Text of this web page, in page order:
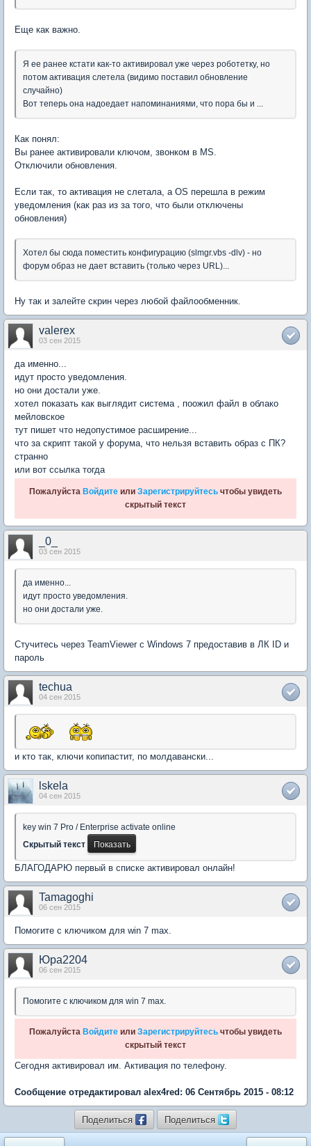
Еще как важно.
Я ее ранее кстати как-то активировал уже через роботетку, но
потом активация слетела (видимо поставил обновление
случайно)
Вот теперь она надоедает напоминаниями, что пора бы и ...
Как понял:
Вы ранее активировали ключом, звонком в MS.
Отключили обновления.
Если так, то активация не слетала, а OS перешла в режим
уведомления (как раз из за того, что были отключены
обновления)
Хотел бы сюда поместить конфигурацию (slmgr.vbs -dlv) - но
форум образ не дает вставить (только через URL)...
Ну так и залейте скрин через любой файлообменник.
valerex
03 сен 2015
да именно...
идут просто уведомления.
но они достали уже.
хотел показать как выглядит система , поожил файл в облако
мейловское
тут пишет что недопустимое расширение...
что за скрипт такой у форума, что нельзя вставить образ с ПК?
странно
или вот ссылка тогда
Пожалуйста Войдите или Зарегистрируйтесь чтобы увидеть
скрытый текст
_0_
03 сен 2015
да именно...
идут просто уведомления.
но они достали уже.
Стучитесь через TeamViewer с Windows 7 предоставив в ЛК ID и
пароль
techua
04 сен 2015
и кто так, ключи копипастит, по молдавански...
lskela
04 сен 2015
key win 7 Pro / Enterprise activate online
Скрытый текст
БЛАГОДАРЮ первый в списке активировал онлайн!
Tamagoghi
06 сен 2015
Помогите с ключиком для win 7 max.
Юра2204
06 сен 2015
Помогите с ключиком для win 7 max.
Пожалуйста Войдите или Зарегистрируйтесь чтобы увидеть
скрытый текст
Сегодня активировал им. Активация по телефону.
Сообщение отредактировал alex4red: 06 Сентябрь 2015 - 08:12
Поделиться Поделиться